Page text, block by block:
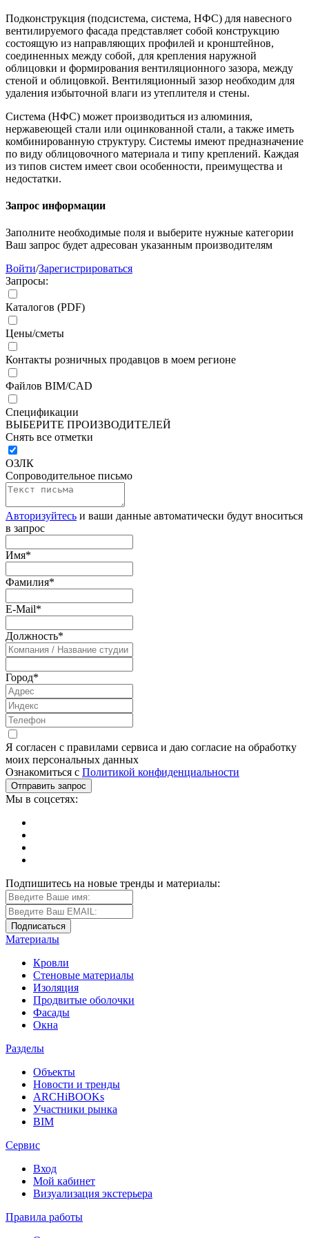
Подконструкция (подсистема, система, НФС) для навесного
вентилируемого фасада представляет собой конструкцию
состоящую из направляющих профилей и кронштейнов,
соединенных между собой, для крепления наружной
облицовки и формирования вентиляционного зазора, между
стеной и облицовкой. Вентиляционный зазор необходим для
удаления избыточной влаги из утеплителя и стены.
Система (НФС) может производиться из алюминия,
нержавеющей стали или оцинкованной стали, а также иметь
комбинированную структуру. Системы имеют предназначение
по виду облицовочного материала и типу креплений. Каждая
из типов систем имеет свои особенности, преимущества и
недостатки.
Запрос информации
Заполните необходимые поля и выберите нужные категории
Ваш запрос будет адресован указанным производителям
Войти/Зарегистрироваться
Запросы:
Каталогов (PDF)
Цены/сметы
Контакты розничных продавцов в моем регионе
Файлов BIM/CAD
Спецификации
ВЫБЕРИТЕ ПРОИЗВОДИТЕЛЕЙ
Снять все отметки
ОЗЛК
Сопроводительное письмо
Авторизуйтесь и ваши данные автоматически будут вноситься
в запрос
Имя*
Фамилия*
E-Mail*
Должность*
Город*
Я согласен с правилами сервиса и даю согласие на обработку
моих персональных данных
Ознакомиться с Политикой конфиденциальности
Мы в соцсетях:
Подпишитесь на новые тренды и материалы:
Материалы
Кровли
Стеновые материалы
Изоляция
Продвитые оболочки
Фасады
Окна
Разделы
Объекты
Новости и тренды
ARCHiBOOKs
Участники рынка
BIM
Сервис
Вход
Мой кабинет
Визуализация экстерьера
Правила работы